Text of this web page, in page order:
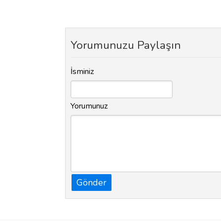
Yorumunuzu Paylaşın
İsminiz
Yorumunuz
Gönder